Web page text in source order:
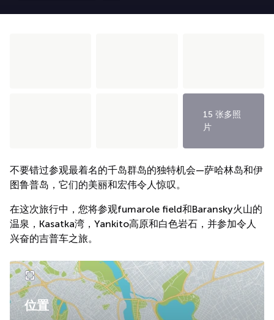
15 张多照
片
不要错过参观最着名的千岛群岛的独特机会—萨哈林岛和伊
图鲁普岛，它们的美丽和宏伟令人惊叹。
在这次旅行中，您将参观fumarole field和Baransky火山的
温泉，Kasatka湾，Yankito高原和白色岩石，并参加令人
兴奋的吉普车之旅。
位置